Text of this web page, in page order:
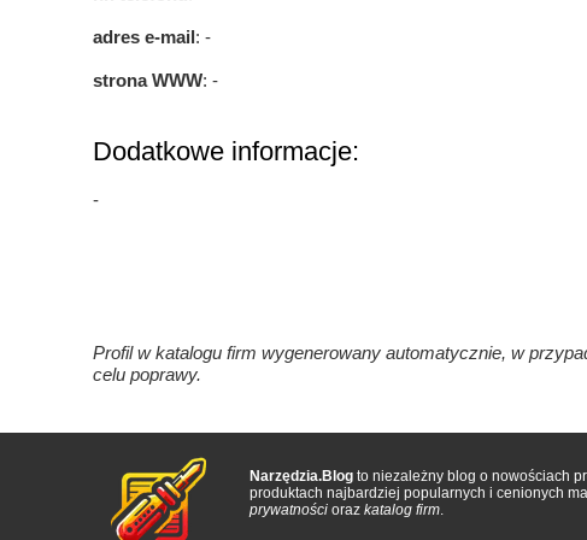
Profil w katalogu firm wygenerowany automatycznie, w
celu poprawy.
Dodatkowe informacje:
-
adres e-mail: -
strona WWW: -
Narzędzia.Blog to niezależny blog o nowościach
produktach najbardziej popularnych i cenionych
prywatności oraz katalog firm.